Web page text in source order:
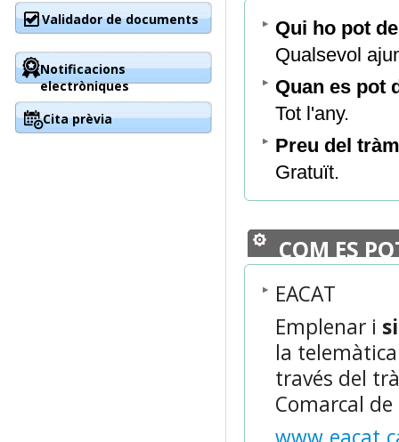
Qui ho pot
Qualsevol
Quan es pot
Tot l'any.
Preu del
Gratuït.
COM ES
EACAT
Emplenar i
la
través del
Comarcal
Validador de documents
Notificacions
electròniques
Cita prèvia